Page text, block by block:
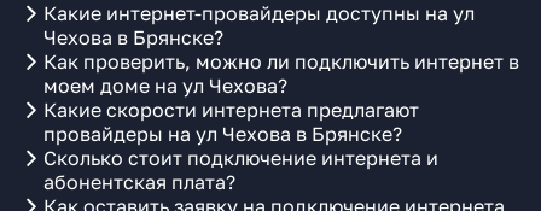
Какие интернет-провайдеры доступны на ул
Чехова в Брянске?
Как проверить, можно ли подключить интернет в
моем доме на ул Чехова?
Какие скорости интернета предлагают
провайдеры на ул Чехова в Брянске?
Сколько стоит подключение интернета и
абонентская плата?
Как оставить заявку на подключение интернета